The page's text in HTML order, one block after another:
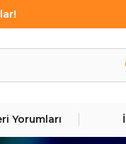
Yorumları